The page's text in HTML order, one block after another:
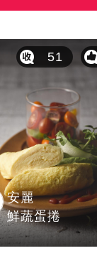
安麗
鮮蔬蛋捲
51